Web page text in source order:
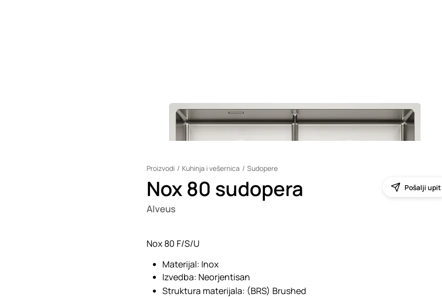
Proizvodi Kuhinja i vešernica Sudopere
Nox 80 sudopera
Alveus
Pošalji upit
Nox 80 F/S/U
Materijal: Inox
Izvedba: Neorjentisan
Struktura materijala: (BRS) Brushed